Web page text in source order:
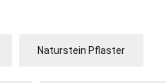
Naturstein Pflaster